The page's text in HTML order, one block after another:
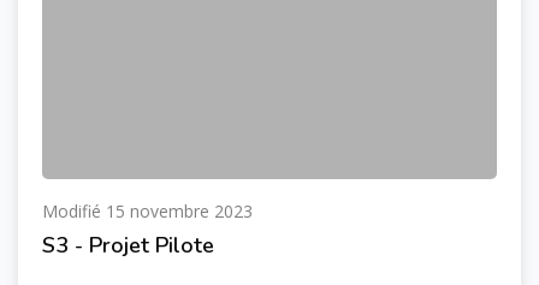
Modifié 15 novembre 2023
S3 - Projet Pilote